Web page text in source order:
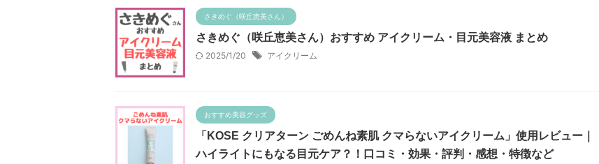
さきめぐ（咲丘恵美さん）
さきめぐ（咲丘恵美さん）おすすめ アイクリーム・目元美容液 まとめ
2025/1/20 アイクリーム
おすすめ美容グッズ
「KOSE クリアターン ごめんね素肌 クマらないアイクリーム」使用レビュー｜
ハイライトにもなる目元ケア？！口コミ・効果・評判・感想・特徴など